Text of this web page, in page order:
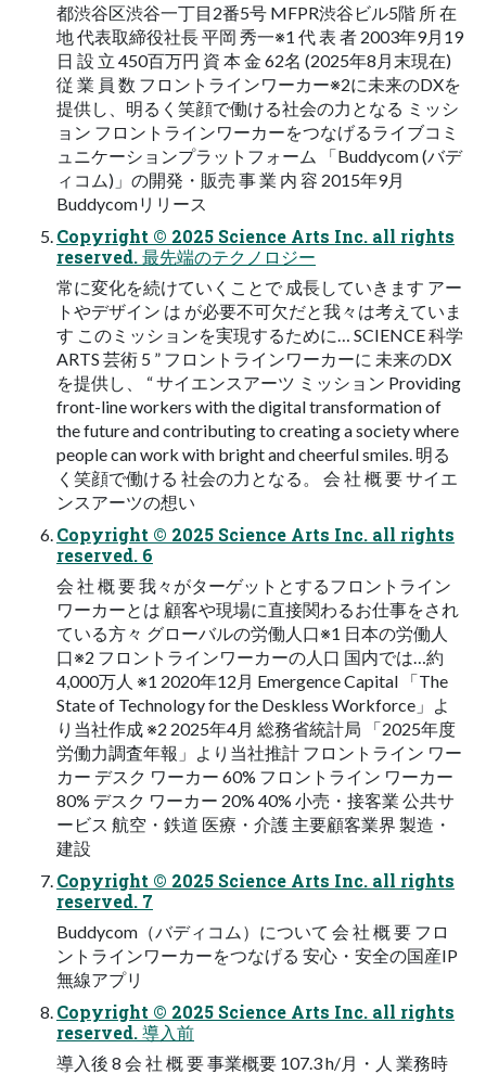
都渋谷区渋谷一丁目2番5号 MFPR渋谷ビル5階 所 在
地 代表取締役社長 平岡 秀一※1 代 表 者 2003年9月19
日 設 立 450百万円 資 本 金 62名 (2025年8月末現在)
従 業 員 数 フロントラインワーカー※2に未来のDXを
提供し、明るく笑顔で働ける社会の力となる ミッシ
ョン フロントラインワーカーをつなげるライブコミ
ュニケーションプラットフォーム 「Buddycom (バデ
ィコム)」の開発・販売 事 業 内 容 2015年9月
Buddycomリリース
Copyright © 2025 Science Arts Inc. all rights
reserved. 最先端のテクノロジー
常に変化を続けていくことで 成長していきます アー
トやデザイン は が必要不可欠だと我々は考えていま
す このミッションを実現するために… SCIENCE 科学
ARTS 芸術 5 ” フロントラインワーカーに 未来のDX
を提供し、 “ サイエンスアーツ ミッション Providing
front-line workers with the digital transformation of
the future and contributing to creating a society where
people can work with bright and cheerful smiles. 明る
く笑顔で働ける 社会の力となる。 会 社 概 要 サイエ
ンスアーツの想い
Copyright © 2025 Science Arts Inc. all rights
reserved. 6
会 社 概 要 我々がターゲットとするフロントライン
ワーカーとは 顧客や現場に直接関わるお仕事をされ
ている方々 グローバルの労働人口※1 日本の労働人
口※2 フロントラインワーカーの人口 国内では…約
4,000万人 ※1 2020年12月 Emergence Capital 「The
State of Technology for the Deskless Workforce」よ
り当社作成 ※2 2025年4月 総務省統計局 「2025年度
労働力調査年報」より当社推計 フロントライン ワー
カー デスク ワーカー 60% フロントライン ワーカー
80% デスク ワーカー 20% 40% 小売・接客業 公共サ
ービス 航空・鉄道 医療・介護 主要顧客業界 製造・
建設
Copyright © 2025 Science Arts Inc. all rights
reserved. 7
Buddycom（バディコム）について 会 社 概 要 フロ
ントラインワーカーをつなげる 安心・安全の国産IP
無線アプリ
Copyright © 2025 Science Arts Inc. all rights
reserved. 導入前
導入後 8 会 社 概 要 事業概要 107.3 h/月・人 業務時